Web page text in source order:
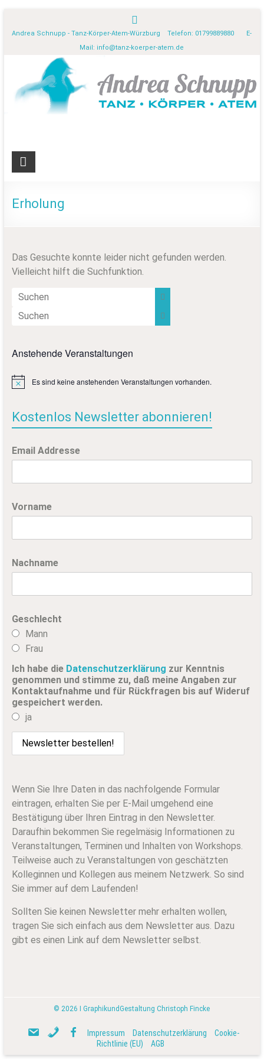
Andrea Schnupp - Tanz-Körper-Atem-Würzburg Telefon: 01799889880 E-
Mail: info@tanz-koerper-atem.de
Erholung
Das Gesuchte konnte leider nicht gefunden werden.
Vielleicht hilft die Suchfunktion.
Anstehende Veranstaltungen
H
w
e
Es sind keine anstehenden Veranstaltungen vorhanden.
Kostenlos Newsletter abonnieren!
Email Addresse
Vorname
Nachname
Geschlecht
Mann
Frau
Ich habe die Datenschutzerklärung zur Kenntnis
genommen und stimme zu, daß meine Angaben zur
Kontaktaufnahme und für Rückfragen bis auf Wideruf
gespeichert werden.
ja
Wenn Sie Ihre Daten in das nachfolgende Formular
eintragen, erhalten Sie per E-Mail umgehend eine
Bestätigung über Ihren Eintrag in den Newsletter.
Daraufhin bekommen Sie regelmäsig Informationen zu
Veranstaltungen, Terminen und Inhalten von Workshops.
Teilweise auch zu Veranstaltungen von geschätzten
Kolleginnen und Kollegen aus meinem Netzwerk. So sind
Sie immer auf dem Laufenden!
Sollten Sie keinen Newsletter mehr erhalten wollen,
tragen Sie sich einfach aus dem Newsletter aus. Dazu
gibt es einen Link auf dem Newsletter selbst.
© 2026 IGraphikundGestaltung Christoph Fincke
Impressum Datenschutzerklärung
Cookie-
Richtlinie (EU)
AGB